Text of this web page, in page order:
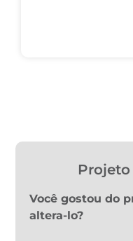
Você gostou do
altera-lo?